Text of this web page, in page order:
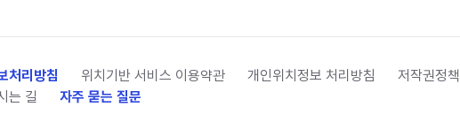
처리방침 위치기반 서비스 이용약관 개인위치정보 처리방침 저작권정책
는 길
자주 묻는 질문